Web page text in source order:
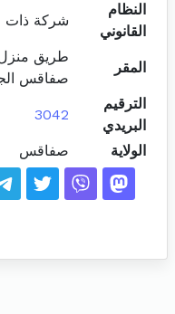
النظام
القانوني
شركة ذات
المقر
صفاقس
الترقيم
البريدي
3042
الولاية صفاقس